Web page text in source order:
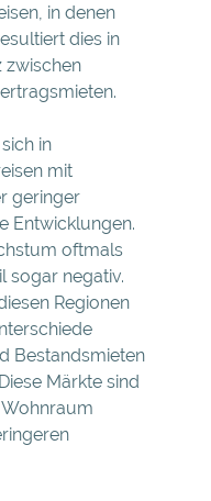
in denen
dies in
zwischen
in
mit
geringer
Entwicklungen.
oftmals
sogar negativ.
Regionen
Bestandsmieten
Märkte sind